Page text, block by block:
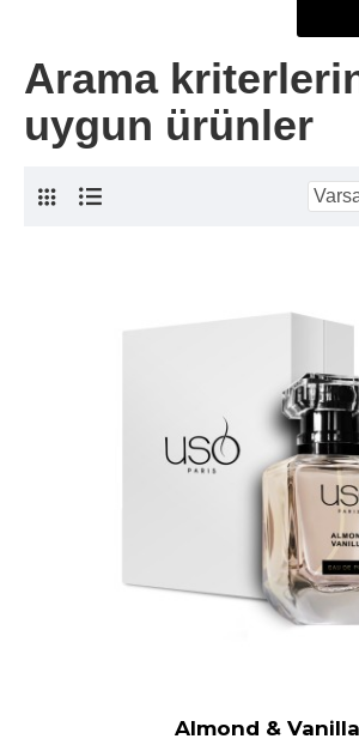
Arama
uygun ürünler
Almond & Vanilla